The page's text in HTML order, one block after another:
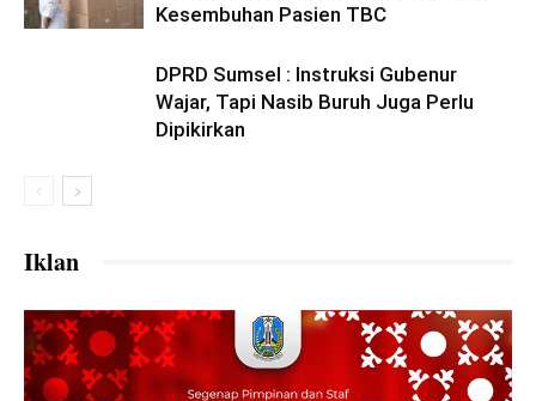
Kesembuhan Pasien TBC
DPRD Sumsel : Instruksi Gubenur
Wajar, Tapi Nasib Buruh Juga Perlu
Dipikirkan
Iklan